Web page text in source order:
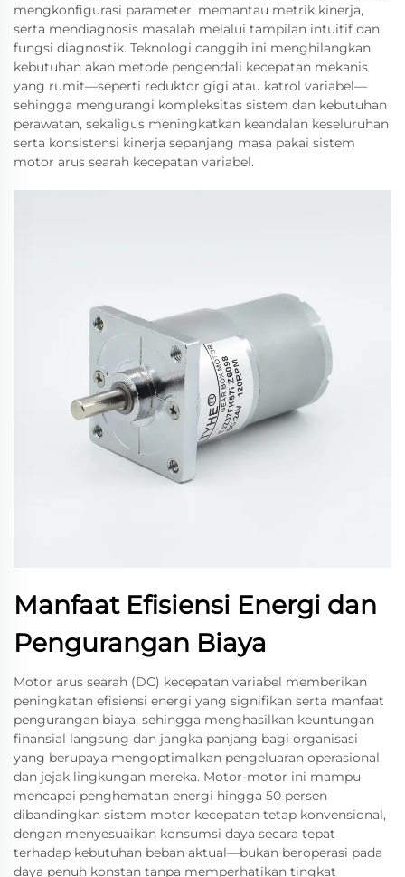
mengkonfigurasi parameter, memantau metrik kinerja,
serta mendiagnosis masalah melalui tampilan intuitif dan
fungsi diagnostik. Teknologi canggih ini menghilangkan
kebutuhan akan metode pengendali kecepatan mekanis
yang rumit—seperti reduktor gigi atau katrol variabel—
sehingga mengurangi kompleksitas sistem dan kebutuhan
perawatan, sekaligus meningkatkan keandalan keseluruhan
serta konsistensi kinerja sepanjang masa pakai sistem
motor arus searah kecepatan variabel.
Manfaat Efisiensi Energi dan
Pengurangan Biaya
Motor arus searah (DC) kecepatan variabel memberikan
peningkatan efisiensi energi yang signifikan serta manfaat
pengurangan biaya, sehingga menghasilkan keuntungan
finansial langsung dan jangka panjang bagi organisasi
yang berupaya mengoptimalkan pengeluaran operasional
dan jejak lingkungan mereka. Motor-motor ini mampu
mencapai penghematan energi hingga 50 persen
dibandingkan sistem motor kecepatan tetap konvensional,
dengan menyesuaikan konsumsi daya secara tepat
terhadap kebutuhan beban aktual—bukan beroperasi pada
daya penuh konstan tanpa memperhatikan tingkat